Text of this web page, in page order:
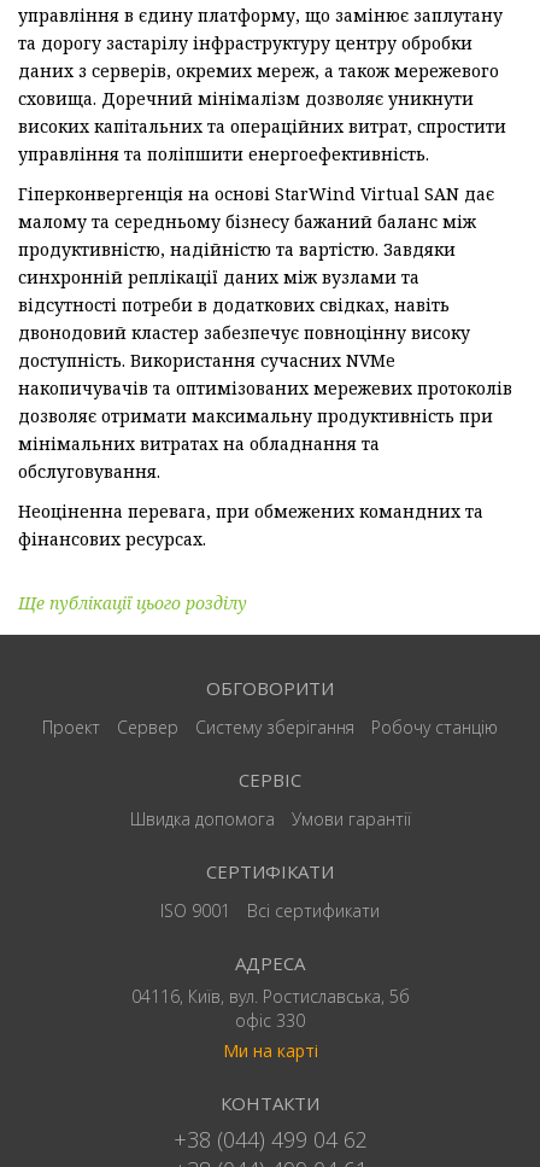
управління в єдину платформу, що замінює заплутану
та дорогу застарілу інфраструктуру центру обробки
даних з серверів, окремих мереж, а також мережевого
сховища. Доречний мінімалізм дозволяє уникнути
високих капітальних та операційних витрат, спростити
управління та поліпшити енергоефективність.
Гіперконвергенція на основі StarWind Virtual SAN дає
малому та середньому бізнесу бажаний баланс між
продуктивністю, надійністю та вартістю. Завдяки
синхронній реплікації даних між вузлами та
відсутності потреби в додаткових свідках, навіть
двонодовий кластер забезпечує повноцінну високу
доступність. Використання сучасних NVMe
накопичувачів та оптимізованих мережевих протоколів
дозволяє отримати максимальну продуктивність при
мінімальних витратах на обладнання та
обслуговування.
Неоціненна перевага, при обмежених командних та
фінансових ресурсах.
Ще публікації цього розділу
ОБГОВОРИТИ
Проект Сервер Систему зберігання Робочу станцію
СЕРВІС
Швидка допомога Умови гарантії
СЕРТИФІКАТИ
ISO 9001 Всі сертификати
АДРЕСА
04116, Київ, вул. Ростиславська, 5б
офіс 330
Ми на карті
КОНТАКТИ
+38 (044) 499 04 62